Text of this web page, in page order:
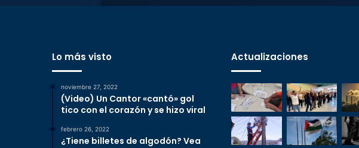
Lo más visto
noviembre 27, 2022
(Video) Un Cantor «cantó» gol
tico con el corazón y se hizo viral
febrero 26, 2022
¿Tiene billetes de algodón? Vea
Actualizaciones